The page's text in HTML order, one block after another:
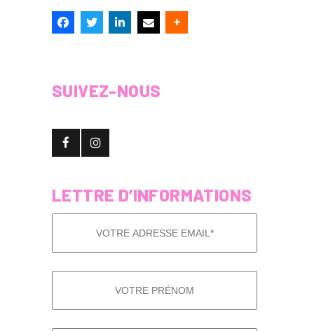
SUIVEZ-NOUS
LETTRE D’INFORMATIONS